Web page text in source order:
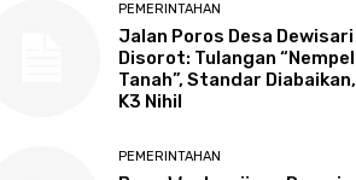
PEMERINTAHAN
Jalan Poros Desa Dewisari
Disorot: Tulangan “Nempel
Tanah”, Standar Diabaikan,
K3 Nihil
PEMERINTAHAN